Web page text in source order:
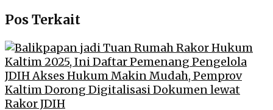
Pos Terkait